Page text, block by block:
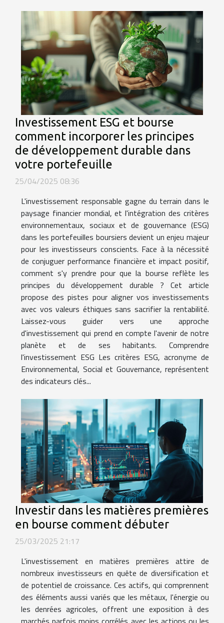
Investissement ESG et bourse
comment incorporer les principes
de développement durable dans
votre portefeuille
25/04/2025 08:36
L'investissement responsable gagne du terrain dans le
paysage financier mondial, et l'intégration des critères
environnementaux, sociaux et de gouvernance (ESG)
dans les portefeuilles boursiers devient un enjeu majeur
pour les investisseurs conscients. Face à la nécessité
de conjuguer performance financière et impact positif,
comment s'y prendre pour que la bourse reflète les
principes du développement durable ? Cet article
propose des pistes pour aligner vos investissements
avec vos valeurs éthiques sans sacrifier la rentabilité.
Laissez-vous guider vers une approche
d'investissement qui prend en compte l'avenir de notre
planète et de ses habitants. Comprendre
l'investissement ESG Les critères ESG, acronyme de
Environnemental, Social et Gouvernance, représentent
des indicateurs clés...
Investir dans les matières premières
en bourse comment débuter
25/03/2025 21:17
L'investissement en matières premières attire de
nombreux investisseurs en quête de diversification et
de potentiel de croissance. Ces actifs, qui comprennent
des éléments aussi variés que les métaux, l'énergie ou
les denrées agricoles, offrent une exposition à des